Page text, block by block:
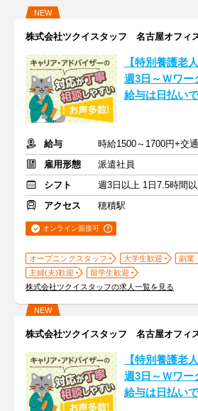
NEW
株式会社ツクイスタッフ 名古屋オフィ
【特別養護老
週3日～Ｗワ
給与は日払い
給与
時給1500～1700円+交
雇用形態
派遣社員
シフト
週3日以上 1日7.5時間
アクセス
穂積駅
オンライン面接可
オープニングスタッフ 大学生歓迎
副業
主婦(夫)歓迎
留学生歓迎
株式会社ツクイスタッフの求人一覧を見る
NEW
株式会社ツクイスタッフ 名古屋オフィ
【特別養護老
週3日～Ｗワ
給与は日払い